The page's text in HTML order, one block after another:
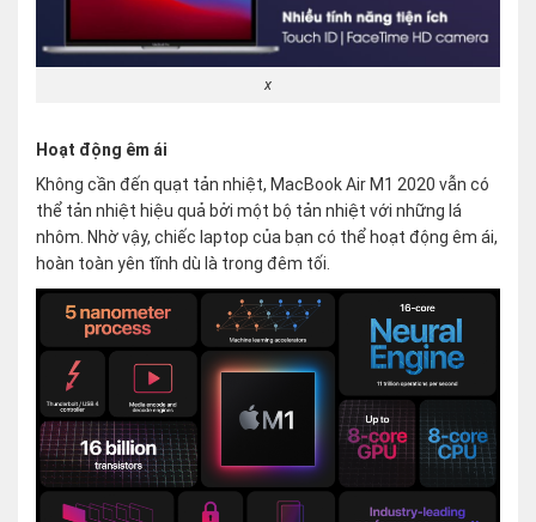
x
Hoạt động êm ái
Không cần đến quạt tản nhiệt, MacBook Air M1 2020 vẫn có
thể tản nhiệt hiệu quả bởi một bộ tản nhiệt với những lá
nhôm. Nhờ vậy, chiếc laptop của bạn có thể hoạt động êm ái,
hoàn toàn yên tĩnh dù là trong đêm tối.